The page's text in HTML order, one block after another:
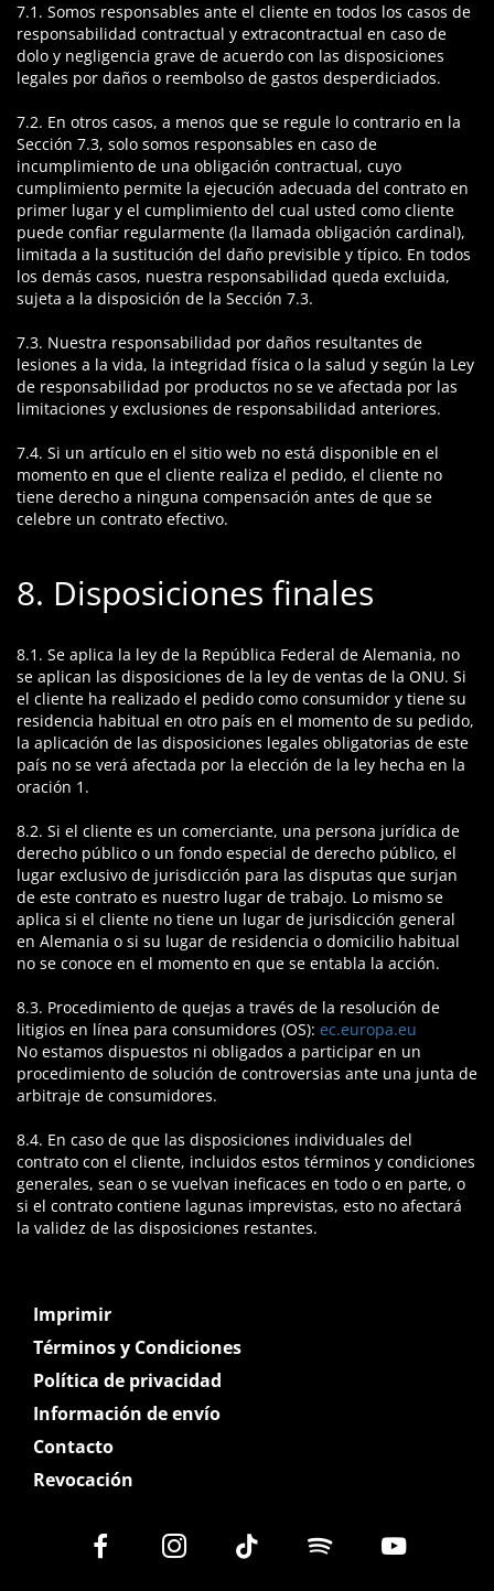
7.1. Somos responsables ante el cliente en todos los casos de
responsabilidad contractual y extracontractual en caso de
dolo y negligencia grave de acuerdo con las disposiciones
legales por daños o reembolso de gastos desperdiciados.
7.2. En otros casos, a menos que se regule lo contrario en la
Sección 7.3, solo somos responsables en caso de
incumplimiento de una obligación contractual, cuyo
cumplimiento permite la ejecución adecuada del contrato en
primer lugar y el cumplimiento del cual usted como cliente
puede confiar regularmente (la llamada obligación cardinal),
limitada a la sustitución del daño previsible y típico. En todos
los demás casos, nuestra responsabilidad queda excluida,
sujeta a la disposición de la Sección 7.3.
7.3. Nuestra responsabilidad por daños resultantes de
lesiones a la vida, la integridad física o la salud y según la Ley
de responsabilidad por productos no se ve afectada por las
limitaciones y exclusiones de responsabilidad anteriores.
7.4. Si un artículo en el sitio web no está disponible en el
momento en que el cliente realiza el pedido, el cliente no
tiene derecho a ninguna compensación antes de que se
celebre un contrato efectivo.
8. Disposiciones finales
8.1. Se aplica la ley de la República Federal de Alemania, no
se aplican las disposiciones de la ley de ventas de la ONU. Si
el cliente ha realizado el pedido como consumidor y tiene su
residencia habitual en otro país en el momento de su pedido,
la aplicación de las disposiciones legales obligatorias de este
país no se verá afectada por la elección de la ley hecha en la
oración 1.
8.2. Si el cliente es un comerciante, una persona jurídica de
derecho público o un fondo especial de derecho público, el
lugar exclusivo de jurisdicción para las disputas que surjan
de este contrato es nuestro lugar de trabajo. Lo mismo se
aplica si el cliente no tiene un lugar de jurisdicción general
en Alemania o si su lugar de residencia o domicilio habitual
no se conoce en el momento en que se entabla la acción.
8.3. Procedimiento de quejas a través de la resolución de
litigios en línea para consumidores (OS): ec.europa.eu
No estamos dispuestos ni obligados a participar en un
procedimiento de solución de controversias ante una junta de
arbitraje de consumidores.
8.4. En caso de que las disposiciones individuales del
contrato con el cliente, incluidos estos términos y condiciones
generales, sean o se vuelvan ineficaces en todo o en parte, o
si el contrato contiene lagunas imprevistas, esto no afectará
la validez de las disposiciones restantes.
Imprimir
Términos y Condiciones
Política de privacidad
Información de envío
Contacto
Revocación